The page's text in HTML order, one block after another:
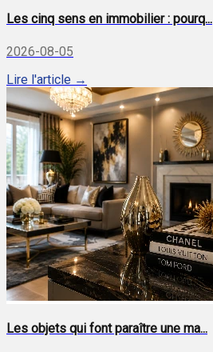
Les cinq sens en immobilier : pourq...
2026-08-05
Lire l'article →
Les objets qui font paraître une ma...